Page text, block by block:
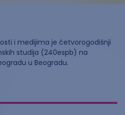
i medijima je četvorogodišnji
studija (240espb) na
u Beogradu.